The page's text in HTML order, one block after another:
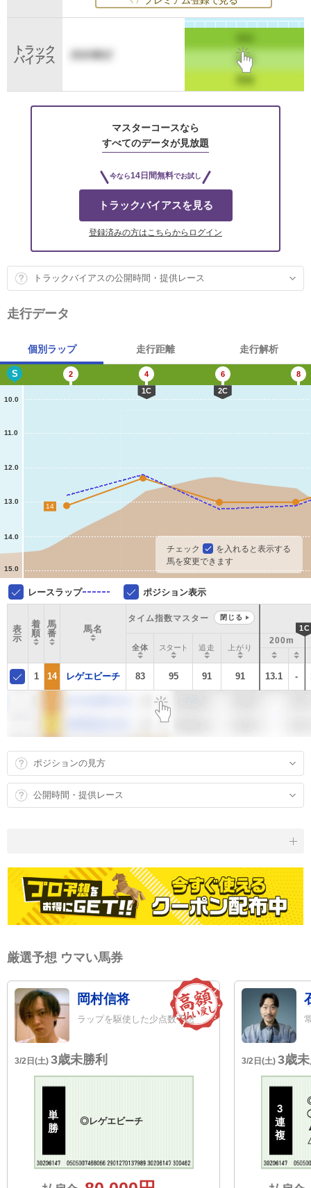
トラック
バイアス
マスターコースなら
すべてのデータが見放題
今なら14日間無料でお試し
トラックバイアスを見る
登録済みの方はこちらからログイン
トラックバイアスの公開時間・提供レース
走行データ
個別ラップ 走行距離 走行解析
10.0
11.0
12.0
13.0
14.0
15.0
S 2 4
1C
6
2C
8
14
チェック
を入れると表示する
馬を変更できます
レースラップ ポジション表示
表
示
着
順
馬
番
馬名
タイム指数マスター 閉じる
全体 スタート 追走 上がり
200m
1C
1 14 レゲエビーチ 83 95 91 91 13.1 -
ポジションの見方
公開時間・提供レース
厳選予想 ウマい馬券
岡村信将
ラップを駆使した少点数予想
3/2日(土) 3歳未勝利
単
勝
◎レゲエビーチ
3/2日(土) 3歳
3
連
複